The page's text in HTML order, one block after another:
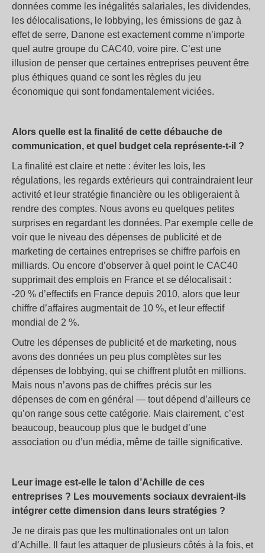
données comme les inégalités salariales, les dividendes,
les délocalisations, le lobbying, les émissions de gaz à
effet de serre, Danone est exactement comme n’importe
quel autre groupe du CAC40, voire pire. C’est une
illusion de penser que certaines entreprises peuvent être
plus éthiques quand ce sont les règles du jeu
économique qui sont fondamentalement viciées.
Alors quelle est la finalité de cette débauche de
communication, et quel budget cela représente-t-il ?
La finalité est claire et nette : éviter les lois, les
régulations, les regards extérieurs qui contraindraient leur
activité et leur stratégie financière ou les obligeraient à
rendre des comptes. Nous avons eu quelques petites
surprises en regardant les données. Par exemple celle de
voir que le niveau des dépenses de publicité et de
marketing de certaines entreprises se chiffre parfois en
milliards. Ou encore d’observer à quel point le CAC40
supprimait des emplois en France et se délocalisait :
-20 % d’effectifs en France depuis 2010, alors que leur
chiffre d’affaires augmentait de 10 %, et leur effectif
mondial de 2 %.
Outre les dépenses de publicité et de marketing, nous
avons des données un peu plus complètes sur les
dépenses de lobbying, qui se chiffrent plutôt en millions.
Mais nous n’avons pas de chiffres précis sur les
dépenses de com en général — tout dépend d’ailleurs ce
qu’on range sous cette catégorie. Mais clairement, c’est
beaucoup, beaucoup plus que le budget d’une
association ou d’un média, même de taille significative.
Leur image est-elle le talon d’Achille de ces
entreprises ? Les mouvements sociaux devraient-ils
intégrer cette dimension dans leurs stratégies ?
Je ne dirais pas que les multinationales ont un talon
d’Achille. Il faut les attaquer de plusieurs côtés à la fois, et